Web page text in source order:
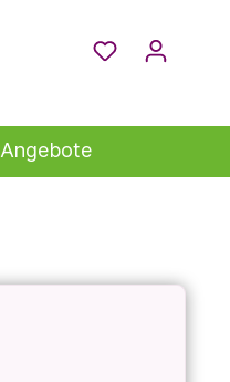
Angebote